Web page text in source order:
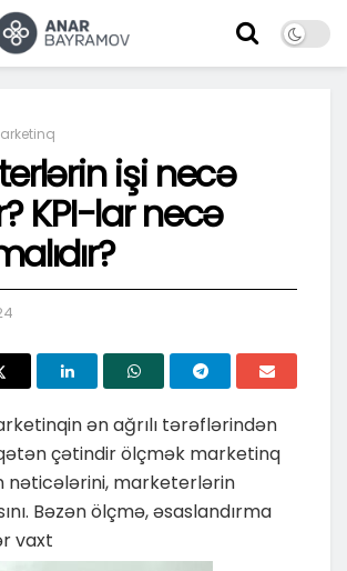
işi necə
KPI-lar necə
ən ağrılı tərəflərindən
çətindir ölçmək marketinq
nəticələrini, marketerlərin
Bəzən ölçmə, əsaslandırma
vaxt